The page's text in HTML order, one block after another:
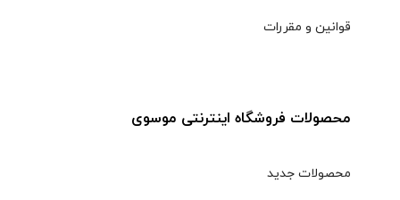
قوانین و مقررات
محصولات فروشگاه اینترنتی موسوی
محصولات جدید